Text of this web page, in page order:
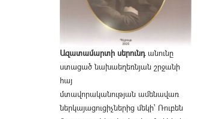
Ազատամարտի սերունդանունը
ստացած նախաեղեռնյան շրջանի
հայ
մտավորականության ամենավառ
ներկայացուցիչներից մեկի՝ Ռուբեն